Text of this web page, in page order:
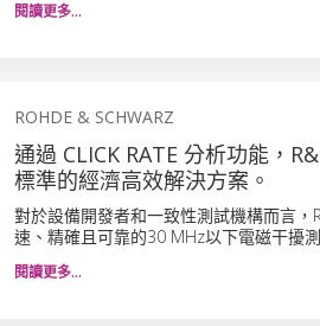
閱讀更多…
ROHDE & SCHWARZ
通過 CLICK RATE 分析功能，
標準的經濟高效解決方案。
對於設備開發者和一致性測試機構而言
速、精確且可靠的30 MHz以下電磁干擾
閱讀更多…